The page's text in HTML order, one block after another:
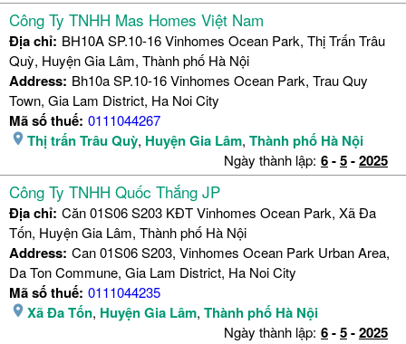
Công Ty TNHH Mas Homes Việt Nam
Địa chỉ: BH10A SP.10-16 Vinhomes Ocean Park, Thị Trấn Trâu
Quỳ, Huyện Gia Lâm, Thành phố Hà Nội
Address: Bh10a SP.10-16 Vinhomes Ocean Park, Trau Quy
Town, Gia Lam District, Ha Noi City
Mã số thuế: 0111044267
Thị trấn Trâu Quỳ, Huyện Gia Lâm, Thành phố Hà Nội
Ngày thành lập: 6-5-2025
Công Ty TNHH Quốc Thắng JP
Địa chỉ: Căn 01S06 S203 KĐT Vinhomes Ocean Park, Xã Đa
Tốn, Huyện Gia Lâm, Thành phố Hà Nội
Address: Can 01S06 S203, Vinhomes Ocean Park Urban Area,
Da Ton Commune, Gia Lam District, Ha Noi City
Mã số thuế: 0111044235
Xã Đa Tốn, Huyện Gia Lâm, Thành phố Hà Nội
Ngày thành lập: 6-5-2025